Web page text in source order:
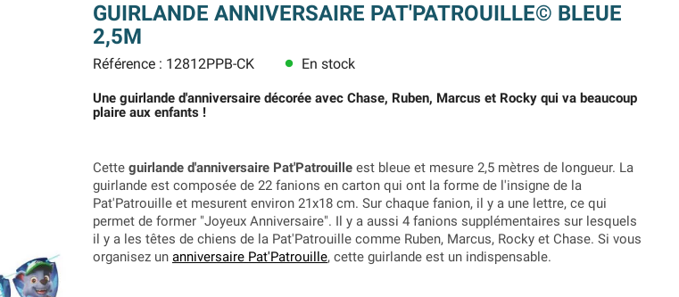
GUIRLANDE ANNIVERSAIRE PAT'PATROUILLE© BLEUE
2,5M
Référence : 12812PPB-CK lens En stock
Une guirlande d'anniversaire décorée avec Chase, Ruben, Marcus et Rocky qui va beaucoup
plaire aux enfants !
Cette guirlande d'anniversaire Pat'Patrouille est bleue et mesure 2,5 mètres de longueur. La
guirlande est composée de 22 fanions en carton qui ont la forme de l'insigne de la
Pat'Patrouille et mesurent environ 21x18 cm. Sur chaque fanion, il y a une lettre, ce qui
permet de former "Joyeux Anniversaire". Il y a aussi 4 fanions supplémentaires sur lesquels
il y a les têtes de chiens de la Pat'Patrouille comme Ruben, Marcus, Rocky et Chase. Si vous
organisez un anniversaire Pat'Patrouille, cette guirlande est un indispensable.